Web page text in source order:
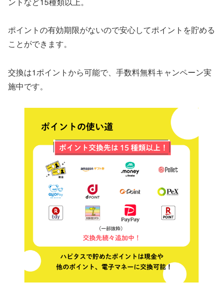
ポイントの有効期限がないので安心してポイントを貯める
ことができます。
交換は1ポイントから可能で、手数料無料キャンペーン実
施中です。